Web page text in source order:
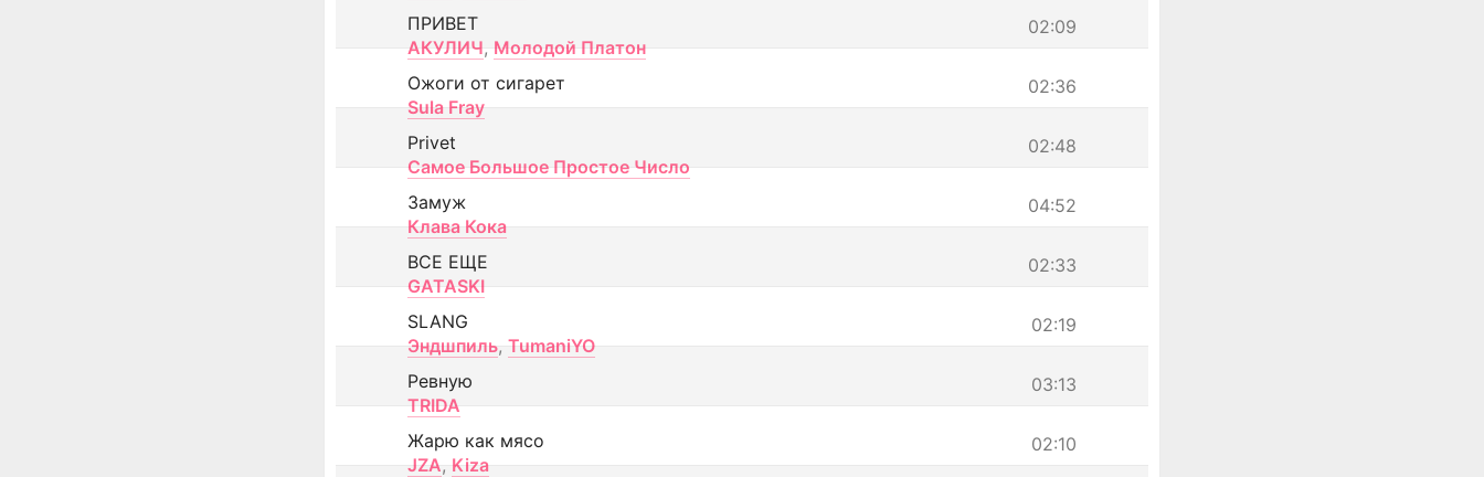
02:09
ПРИВЕТ
АКУЛИЧ, Молодой Платон
02:36
Ожоги от сигарет
Sula Fray
02:48
Privet
Самое Большое Простое Число
04:52
Замуж
Клава Кока
02:33
ВСЕ ЕЩЕ
GATASKI
02:19
SLANG
Эндшпиль, TumaniYO
03:13
Ревную
TRIDA
02:10
Жарю как мясо
JZA, Kiza